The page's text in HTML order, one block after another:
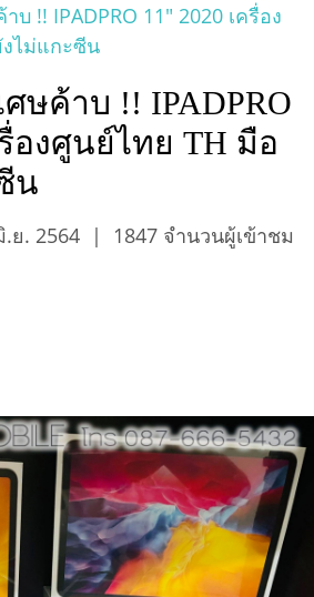
บ !! IPADPRO 11" 2020 เครื่อง
ไม่แกะซีน
ษค้าบ !! IPADPRO
รื่องศูนย์ไทย TH มือ
น
ย. 2564 |
1847 จำนวนผู้เข้าชม